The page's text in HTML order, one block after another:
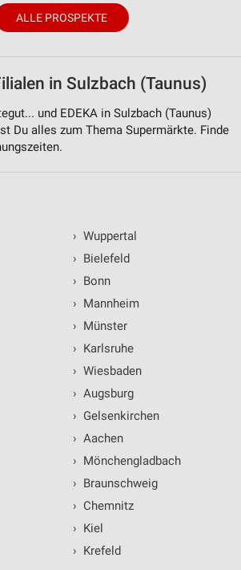
ALLE PROSPEKTE
in Sulzbach (Taunus)
und EDEKA in Sulzbach (Taunus)
Du alles zum Thema Supermärkte. Finde
› Wuppertal
› Bielefeld
› Bonn
› Mannheim
› Münster
› Karlsruhe
› Wiesbaden
› Augsburg
› Gelsenkirchen
› Aachen
› Mönchengladbach
› Braunschweig
› Chemnitz
› Kiel
› Krefeld